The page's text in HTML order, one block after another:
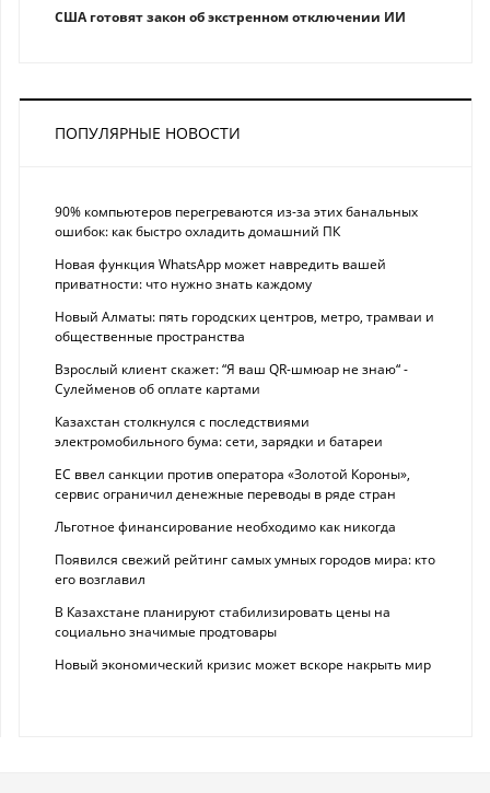
США готовят закон об экстренном отключении ИИ
ПОПУЛЯРНЫЕ НОВОСТИ
90% компьютеров перегреваются из-за этих банальных
ошибок: как быстро охладить домашний ПК
Новая функция WhatsApp может навредить вашей
приватности: что нужно знать каждому
Новый Алматы: пять городских центров, метро, трамваи и
общественные пространства
Взрослый клиент скажет: “Я ваш QR-шмюар не знаю“ -
Сулейменов об оплате картами
Казахстан столкнулся с последствиями
электромобильного бума: сети, зарядки и батареи
ЕС ввел санкции против оператора «Золотой Короны»,
сервис ограничил денежные переводы в ряде стран
Льготное финансирование необходимо как никогда
Появился свежий рейтинг самых умных городов мира: кто
его возглавил
В Казахстане планируют стабилизировать цены на
социально значимые продтовары
Новый экономический кризис может вскоре накрыть мир